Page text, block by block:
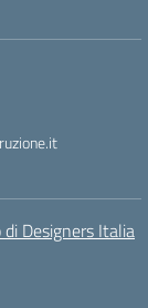
Designers Italia